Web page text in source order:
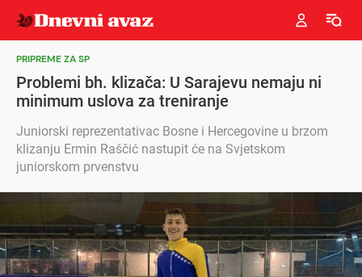
PRIPREME ZA SP
Problemi bh. klizača: U Sarajevu nemaju ni
minimum uslova za treniranje
Juniorski reprezentativac Bosne i Hercegovine u brzom
klizanju Ermin Raščić nastupit će na Svjetskom
juniorskom prvenstvu